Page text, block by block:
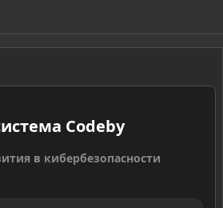
Codeby
в кибербезопасности